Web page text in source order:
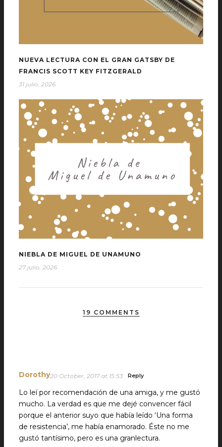
NUEVA LECTURA CON EL GRAN GATSBY DE
FRANCIS SCOTT KEY FITZGERALD
31 julio, 2026
NIEBLA DE MIGUEL DE UNAMUNO
27 julio, 2026
19 COMMENTS
Dorothy20 October, 2017 at 15:53 Reply
Lo leí por recomendación de una amiga, y me gustó
mucho. La verdad es que me dejé convencer fácil
porque el anterior suyo que había leído ‘Una forma
de resistencia’, me había enamorado. Éste no me
gustó tantísimo, pero es una granlectura.